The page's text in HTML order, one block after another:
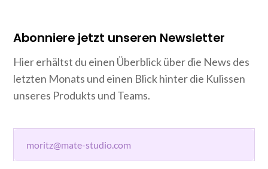
Abonniere jetzt unseren Newsletter
Hier erhältst du einen Überblick über die News des
letzten Monats und einen Blick hinter die Kulissen
unseres Produkts und Teams.